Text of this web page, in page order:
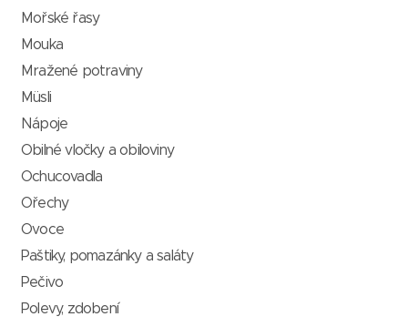
Mořské řasy
Mouka
Mražené potraviny
Müsli
Nápoje
Obilné vločky a obiloviny
Ochucovadla
Ořechy
Ovoce
Paštiky, pomazánky a saláty
Pečivo
Polevy, zdobení